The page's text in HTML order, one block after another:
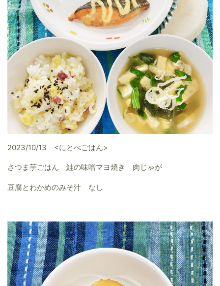
2023/10/13 <にとべごはん>
さつま芋ごはん 鮭の味噌マヨ焼き 肉じゃが
豆腐とわかめのみそ汁 なし